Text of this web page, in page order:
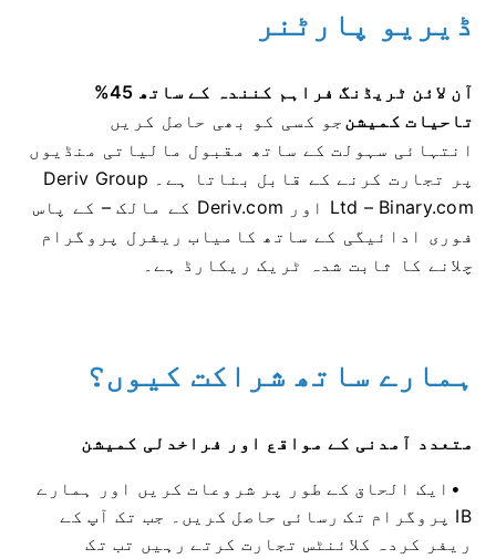
ڈیریو پارٹنر
آن لائن ٹریڈنگ فراہم کنندہ کے ساتھ 45%
تاحیات کمیشن
حاصل کریں جو کسی کو بھی
انتہائی سہولت کے ساتھ مقبول مالیاتی منڈیوں
پر تجارت کرنے کے قابل بناتا ہے۔ Deriv Group
Ltd – Binary.com اور Deriv.com کے مالک – کے پاس
فوری ادائیگی کے ساتھ کامیاب ریفرل پروگرام
چلانے کا ثابت شدہ ٹریک ریکارڈ ہے۔
ہمارے ساتھ شراکت کیوں؟
متعدد آمدنی کے مواقع اور فراخدلی کمیشن
ایک الحاق کے طور پر شروعات کریں اور ہمارے
IB پروگرام تک رسائی حاصل کریں۔ جب تک آپ کے
ریفر کردہ کلائنٹس تجارت کرتے رہیں تب تک